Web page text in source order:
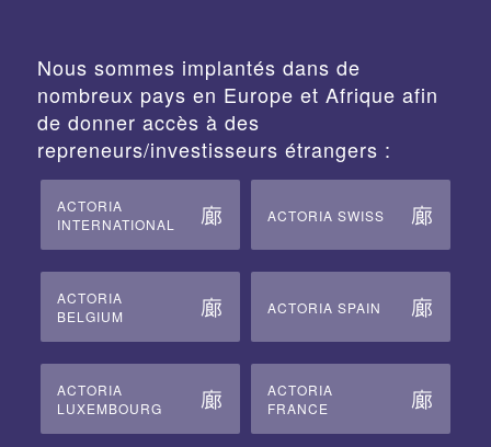
Nous sommes implantés dans de
nombreux pays en Europe et Afrique afin
de donner accès à des
repreneurs/investisseurs étrangers :
ACTORIA
INTERNATIONAL
ACTORIA SWISS
ACTORIA
BELGIUM
ACTORIA SPAIN
ACTORIA
LUXEMBOURG
ACTORIA
FRANCE